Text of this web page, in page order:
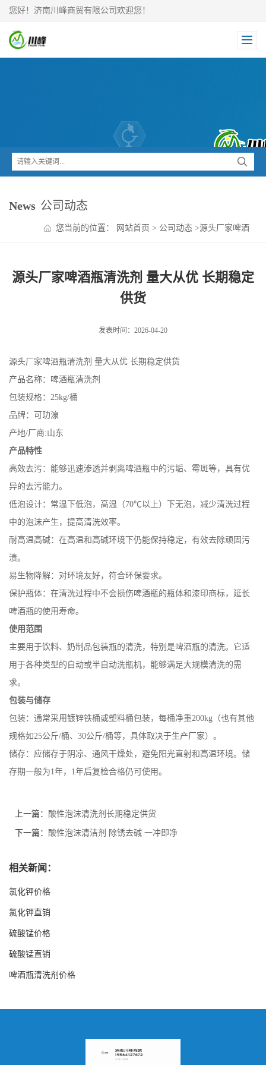
您好！济南川峰商贸有限公司欢迎您！
News 公司动态
您当前的位置： 网站首页 > 公司动态 >源头厂家啤酒
源头厂家啤酒瓶清洗剂 量大从优 长期稳定
供货
发表时间：2026-04-20
源头厂家啤酒瓶清洗剂 量大从优 长期稳定供货
产品名称：啤酒瓶清洗剂
包装规格：25kg/桶
品牌：可玏湶
产地/厂商:山东
产品特性
高效去污：能够迅速渗透并剥离啤酒瓶中的污垢、霉斑等，具有优
异的去污能力。
低泡设计：常温下低泡，高温（70℃以上）下无泡，减少清洗过程
中的泡沫产生，提高清洗效率。
耐高温高碱：在高温和高碱环境下仍能保持稳定，有效去除顽固污
渍。
易生物降解：对环境友好，符合环保要求。
保护瓶体：在清洗过程中不会损伤啤酒瓶的瓶体和漆印商标，延长
啤酒瓶的使用寿命。
使用范围
主要用于饮料、奶制品包装瓶的清洗，特别是啤酒瓶的清洗。它适
用于各种类型的自动或半自动洗瓶机，能够满足大规模清洗的需
求。
包装与储存
包装：通常采用镀锌铁桶或塑料桶包装，每桶净重200kg（也有其他
规格如25公斤/桶、30公斤/桶等，具体取决于生产厂家）。
储存：应储存于阴凉、通风干燥处，避免阳光直射和高温环境。储
存期一般为1年，1年后复检合格仍可使用。
上一篇： 酸性泡沫清洗剂长期稳定供货
下一篇： 酸性泡沫清洁剂 除锈去碱 一冲即净
相关新闻：
氯化钾价格
氯化钾直销
硫酸锰价格
硫酸锰直销
啤酒瓶清洗剂价格